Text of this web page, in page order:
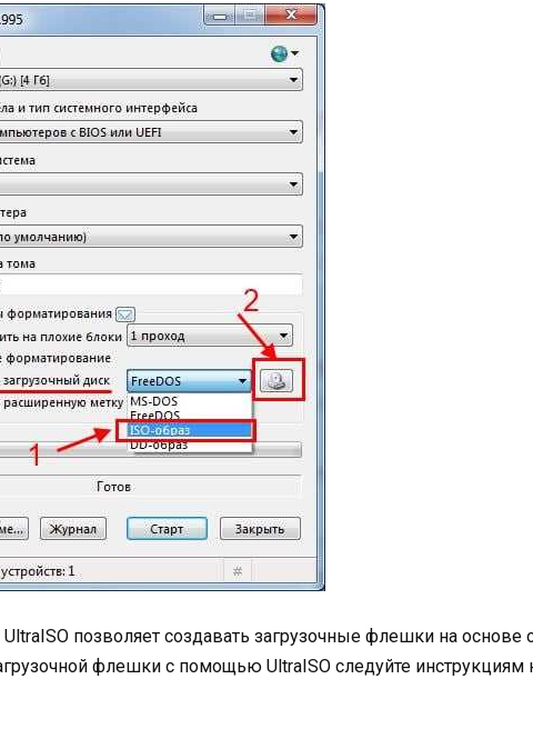
позволяет создавать загрузочные флешки на основе
флешки с помощью UltraISO следуйте инструкциям